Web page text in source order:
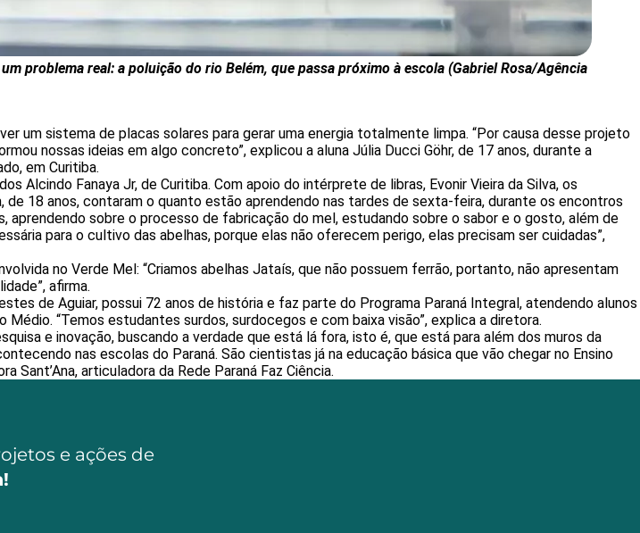
problema real: a poluição do rio Belém, que passa próximo à escola (Gabriel Rosa/Agência
um sistema de placas solares para gerar uma energia totalmente limpa. “Por causa desse projeto
nossas ideias em algo concreto”, explicou a aluna Júlia Ducci Göhr, de 17 anos, durante a
em Curitiba.
Fanaya Jr, de Curitiba. Com apoio do intérprete de libras, Evonir Vieira da Silva, os
18 anos, contaram o quanto estão aprendendo nas tardes de sexta-feira, durante os encontros
aprendendo sobre o processo de fabricação do mel, estudando sobre o sabor e o gosto, além de
para o cultivo das abelhas, porque elas não oferecem perigo, elas precisam ser cuidadas”,
no Verde Mel: “Criamos abelhas Jataís, que não possuem ferrão, portanto, não apresentam
afirma.
de Aguiar, possui 72 anos de história e faz parte do Programa Paraná Integral, atendendo alunos
“Temos estudantes surdos, surdocegos e com baixa visão”, explica a diretora.
e inovação, buscando a verdade que está lá fora, isto é, que está para além dos muros da
nas escolas do Paraná. São cientistas já na educação básica que vão chegar no Ensino
articuladora da Rede Paraná Faz Ciência.
e ações de